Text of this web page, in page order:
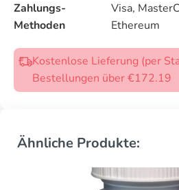
Zahlungs-
Methoden
Visa,
Ethereum
Kostenlose Lieferung (per
Bestellungen über €172.19
Ähnliche Produkte: